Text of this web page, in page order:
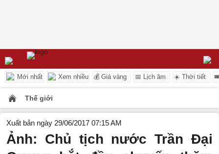
Mới nhất Xem nhiều 💰 Giá vàng 📅 Lịch âm ☀️ Thời tiết
Thế giới
Xuất bản ngày 29/06/2017 07:15 AM
Ảnh: Chủ tịch nước Trần Đại